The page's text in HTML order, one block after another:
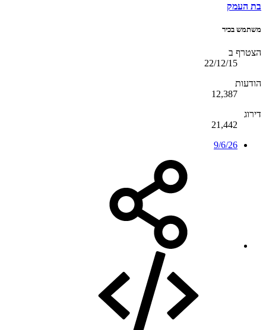
בת העמק
משתמש בכיר
הצטרף ב
22/12/15
הודעות
12,387
דירוג
21,442
9/6/26